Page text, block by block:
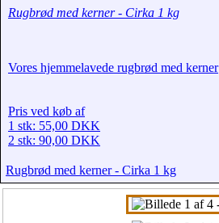
Rugbrød med kerner - Cirka 1 kg
Vores hjemmelavede rugbrød med kerner
Pris ved køb af
1 stk: 55,00 DKK
2 stk: 90,00 DKK
Rugbrød med kerner - Cirka 1 kg